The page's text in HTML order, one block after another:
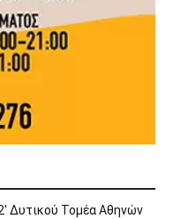
Δυτικού Τομέα Αθηνών